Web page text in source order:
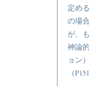
定め
の場
が、
神論
ョン
（